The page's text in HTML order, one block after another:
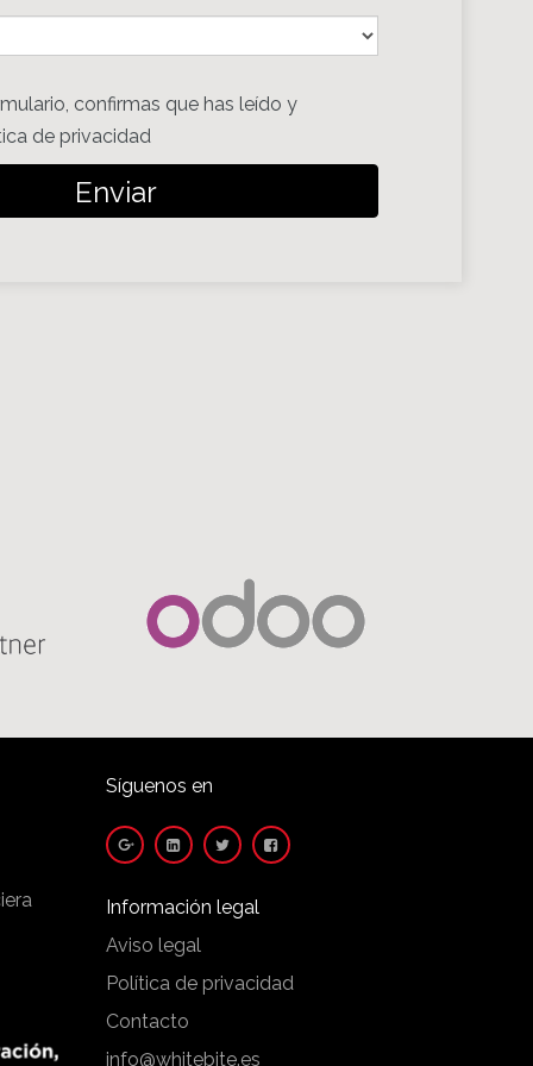
confirmas que has leído y
de privacidad
Enviar
Síguenos en
Información legal
Aviso legal
Política de privacidad
Contacto
info@whitebite.es